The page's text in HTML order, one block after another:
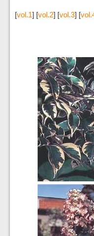
[vol.1] [vol.2] [vol.3] [